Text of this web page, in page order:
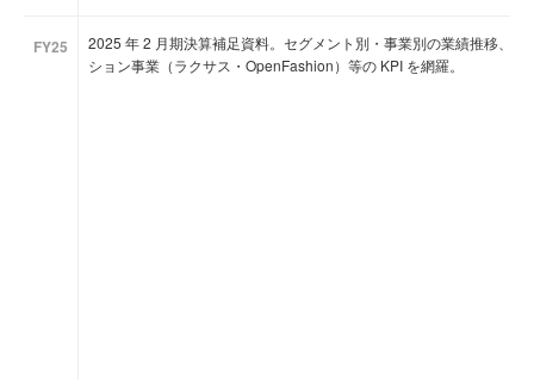
FY25
2025 年 2 月期決算補足資料。セグメント別・事業別の業績推移、
ション事業（ラクサス・OpenFashion）等の KPI を網羅。